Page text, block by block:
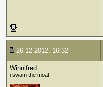
26-12-2012, 16:32
Winnifred
i swam the moat